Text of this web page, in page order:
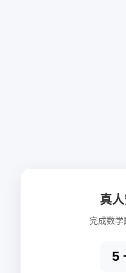
真
完成数学
5